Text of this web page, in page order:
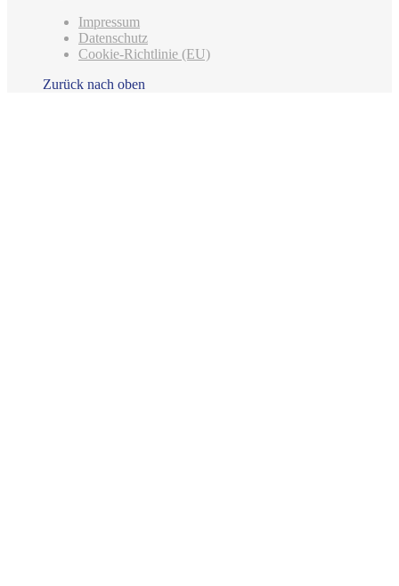
Impressum
Datenschutz
Cookie-Richtlinie (EU)
Zurück nach oben